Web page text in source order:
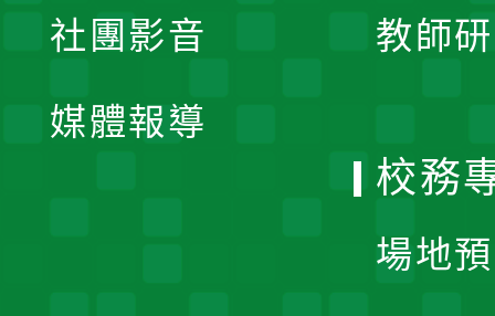
教師
社團影音
媒體報導
校務
場地